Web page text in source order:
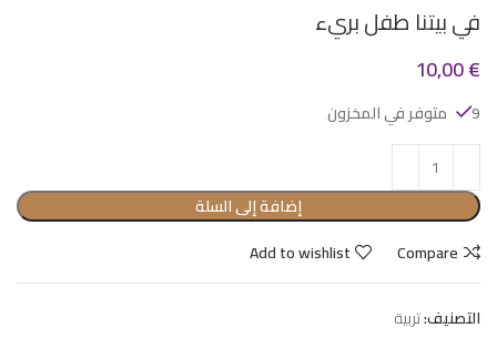
في بيتنا طفل بريء
10,00€
9 متوفر في المخزون
إضافة إلى السلة
Compare
Add to wishlist
التصنيف:تربية